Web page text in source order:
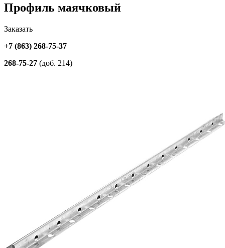
Профиль маячковый
Заказать
+7 (863) 268-75-37
268-75-27 (доб. 214)